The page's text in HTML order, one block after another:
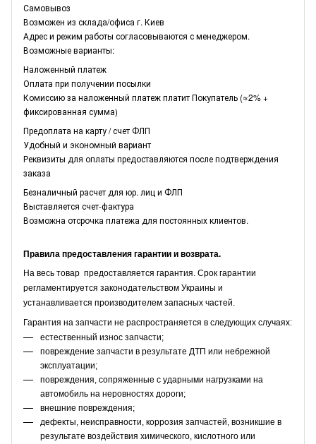
Самовывоз
Возможен из склада/офиса г. Киев
Адрес и режим работы согласовываются с менеджером.
Возможные варианты:
Наложенный платеж
Оплата при получении посылки
Комиссию за наложенный платеж платит Покупатель (≈2% +
фиксированная сумма)
Предоплата на карту / счет ФЛП
Удобный и экономный вариант
Реквизиты для оплаты предоставляются после подтверждения
заказа
Безналичный расчет для юр. лиц и ФЛП
Выставляется счет-фактура
Возможна отсрочка платежа для постоянных клиентов.
Правила предоставления гарантии и возврата.
На весь товар предоставляется гарантия. Срок гарантии
регламентируется законодательством Украины и
устанавливается производителем запасных частей.
Гарантия на запчасти не распространяется в следующих случаях:
естественный износ запчасти;
повреждение запчасти в результате ДТП или небрежной
эксплуатации;
повреждения, сопряженные с ударными нагрузками на
автомобиль на неровностях дороги;
внешние повреждения;
дефекты, неисправности, коррозия запчастей, возникшие в
результате воздействия химического, кислотного или